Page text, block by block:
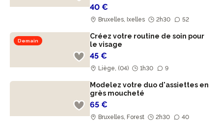
40 €
Bruxelles, Ixelles 2h30 52
Demain
Créez votre routine de soin pour
le visage
45 €
Liège, (04) 1h30 9
Modelez votre duo d'assiettes en
grès moucheté
65 €
Bruxelles, Forest 2h30 40